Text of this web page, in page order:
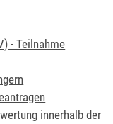
- Teilnahme
innerhalb der